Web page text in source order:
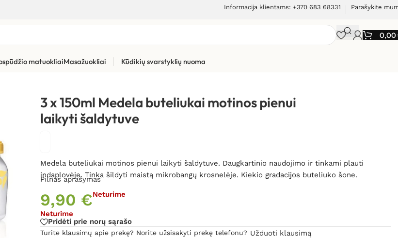
Informacija klientams: +370 683 68331 Parašykite
0,00
matuokliaiMasažuokliai Kūdikių svarstyklių nuoma
3 x 150ml Medela buteliukai motinos pienui
laikyti šaldytuve
Medela buteliukai motinos pienui laikyti šaldytuve. Daugkartinio naudojimo ir tinkami plauti
indaplovėje. Tinka šildyti maistą mikrobangų krosnelėje. Kiekio gradacijos buteliuko šone.
Pilnas aprašymas
9,90 €Neturime
Neturime
Pridėti prie norų sąrašo
Turite klausimų apie prekę? Norite užsisakyti prekę telefonu? Užduoti klausimą